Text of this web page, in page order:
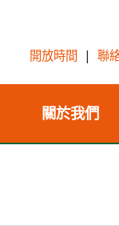
開放時間
| 聯
關於我們